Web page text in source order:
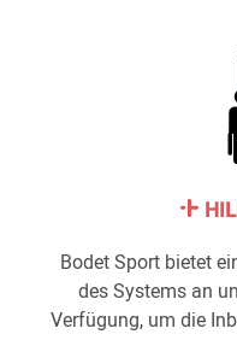
Bodet Sport bietet
des Systems an
Verfügung, um die